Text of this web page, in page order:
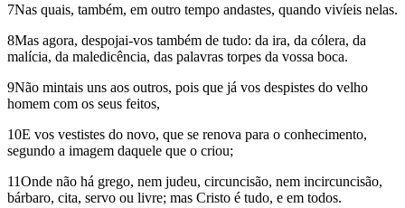
7Nas quais, também, em outro tempo andastes, quando vivíeis nelas.
8Mas agora, despojai-vos também de tudo: da ira, da cólera, da
malícia, da maledicência, das palavras torpes da vossa boca.
9Não mintais uns aos outros, pois que já vos despistes do velho
homem com os seus feitos,
10E vos vestistes do novo, que se renova para o conhecimento,
segundo a imagem daquele que o criou;
11Onde não há grego, nem judeu, circuncisão, nem incircuncisão,
bárbaro, cita, servo ou livre; mas Cristo é tudo, e em todos.